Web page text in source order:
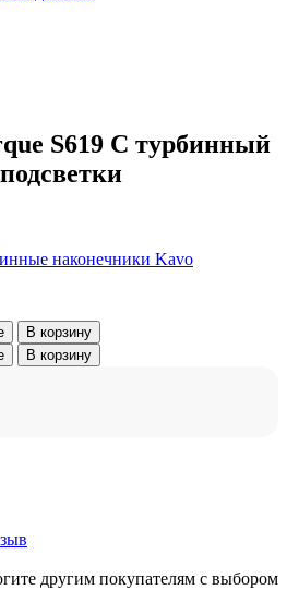
S619 C турбинный
наконечники Kavo
В корзину
В корзину
другим покупателям с выбором